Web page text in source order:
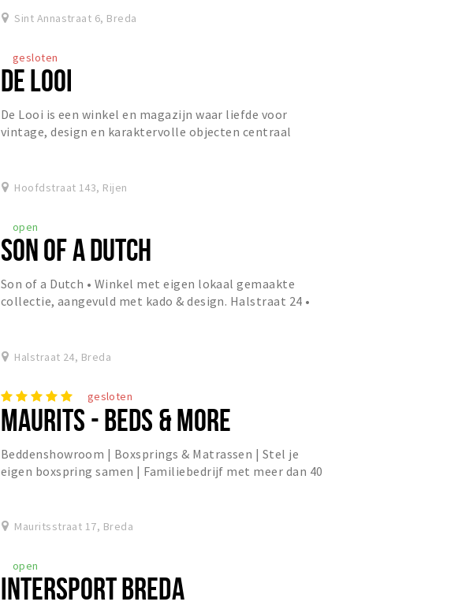
Sint Annastraat 6, Breda
gesloten
DE LOOI
De Looi is een winkel en magazijn waar liefde voor
vintage, design en karaktervolle objecten centraal
Hoofdstraat 143, Rijen
open
SON OF A DUTCH
Son of a Dutch • Winkel met eigen lokaal gemaakte
collectie, aangevuld met kado & design. Halstraat 24 •
Halstraat 24, Breda
gesloten
MAURITS - BEDS & MORE
Beddenshowroom | Boxsprings & Matrassen | Stel je
eigen boxspring samen | Familiebedrijf met meer dan 40
Mauritsstraat 17, Breda
open
INTERSPORT BREDA